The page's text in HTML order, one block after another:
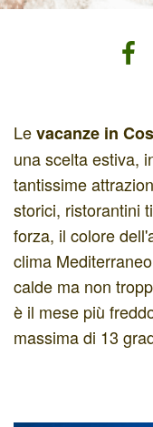
Levacanze in
una scelta estiva,
tantissime
storici, ristorantini
forza, il colore
clima
calde ma non
è il mese più
massima di 13